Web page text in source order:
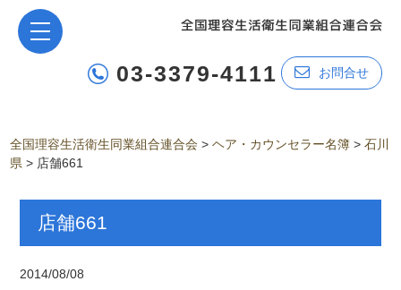
03-3379-4111 お問合せ
全国理容生活衛生同業組合連合会 >ヘア・カウンセラー名簿 >石川
県 > 店舗661
店舗661
2014/08/08